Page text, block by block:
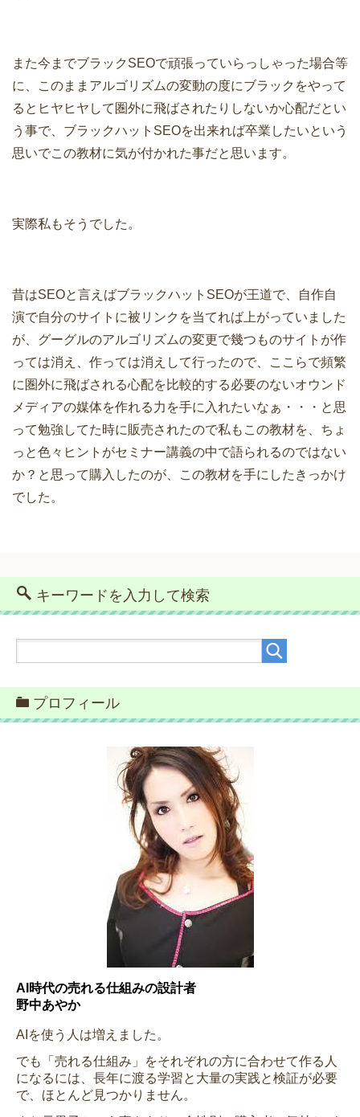
また今までブラックSEOで頑張っていらっしゃった場合等
に、このままアルゴリズムの変動の度にブラックをやって
るとヒヤヒヤして圏外に飛ばされたりしないか心配だとい
う事で、ブラックハットSEOを出来れば卒業したいという
思いでこの教材に気が付かれた事だと思います。
実際私もそうでした。
昔はSEOと言えばブラックハットSEOが王道で、自作自
演で自分のサイトに被リンクを当てれば上がっていました
が、グーグルのアルゴリズムの変更で幾つものサイトが作
っては消え、作っては消えして行ったので、ここらで頻繁
に圏外に飛ばされる心配を比較的する必要のないオウンド
メディアの媒体を作れる力を手に入れたいなぁ・・・と思
って勉強してた時に販売されたので私もこの教材を、ちょ
っと色々ヒントがセミナー講義の中で語られるのではない
か？と思って購入したのが、この教材を手にしたきっかけ
でした。
キーワードを入力して検索
プロフィール
AI時代の売れる仕組みの設計者
野中あやか
AIを使う人は増えました。
でも「売れる仕組み」をそれぞれの方に合わせて作る人
になるには、長年に渡る学習と大量の実践と検証が必要
で、ほとんど見つかりません。